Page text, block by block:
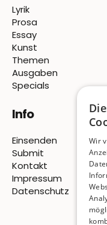
Lyrik
Prosa
Essay
Kunst
Themen
Ausgaben
Specials
Info
Einsenden
Submit
Kontakt
Impressum
Datenschutz
Wir